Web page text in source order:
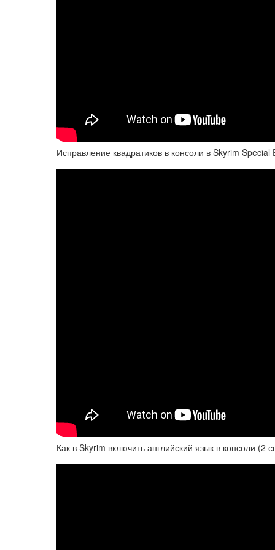
Исправление квадратиков в консоли в Skyrim Special
Как в Skyrim включить английский язык в консоли (2